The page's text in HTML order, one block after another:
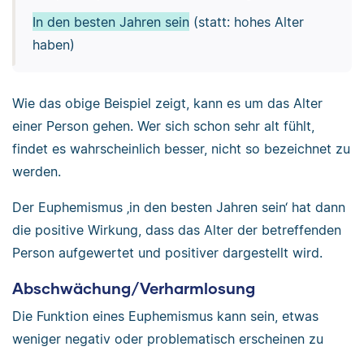
In den besten Jahren sein(statt: hohes Alter
haben)
Wie das obige Beispiel zeigt, kann es um das Alter
einer Person gehen. Wer sich schon sehr alt fühlt,
findet es wahrscheinlich besser, nicht so bezeichnet zu
werden.
Der Euphemismus ‚in den besten Jahren sein‘ hat dann
die positive Wirkung, dass das Alter der betreffenden
Person aufgewertet und positiver dargestellt wird.
Abschwächung/Verharmlosung
Die Funktion eines Euphemismus kann sein, etwas
weniger negativ oder problematisch erscheinen zu